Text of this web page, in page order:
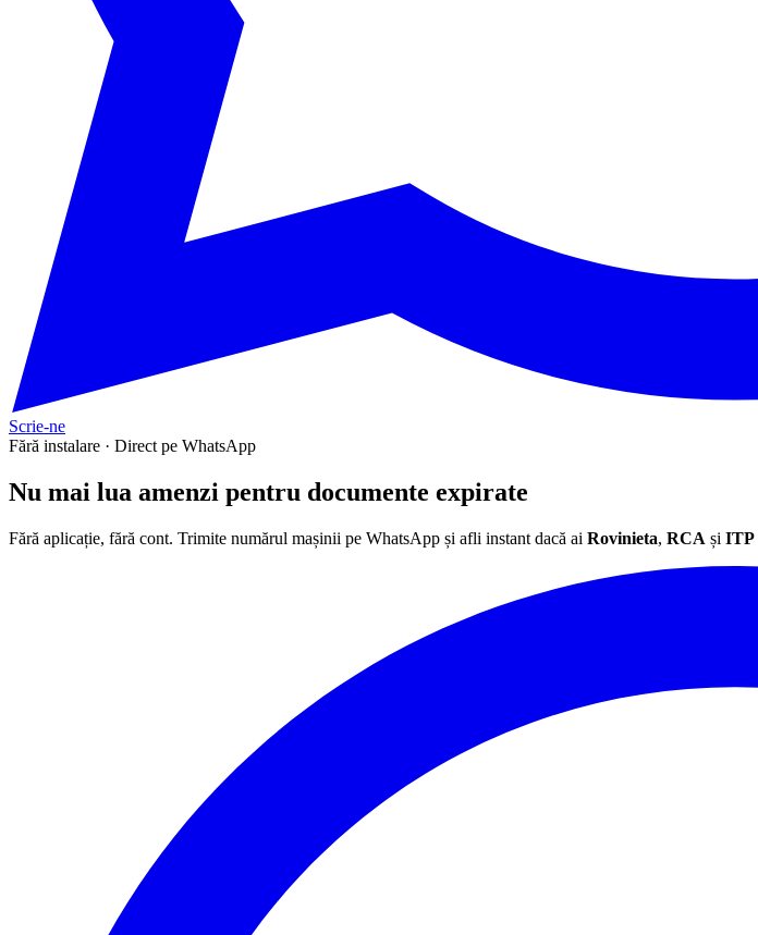
Scrie-ne
Fără instalare · Direct pe WhatsApp
Nu mai lua amenzi pentru documente expirate
Fără aplicație, fără cont. Trimite numărul mașinii pe WhatsApp și afli instant dacă ai Rovinieta, RCA și ITP